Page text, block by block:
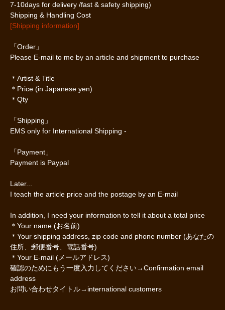
7-10days for delivery /fast & safety shipping)
Shipping & Handling Cost
[Shipping information]
「Order」
Please E-mail to me by an article and shipment to purchase
＊Artist & Title
＊Price (in Japanese yen)
＊Qty
「Shipping」
EMS only for International Shipping -
「Payment」
Payment is Paypal
Later...
I teach the article price and the postage by an E-mail
In addition, I need your information to tell it about a total price
＊Your name (お名前)
＊Your shipping address, zip code and phone number (あなたの
住所、郵便番号、電話番号)
＊Your E-mail (メールアドレス)
確認のためにもう一度入力してください→Confirmation email
address
お問い合わせタイトル→international customers